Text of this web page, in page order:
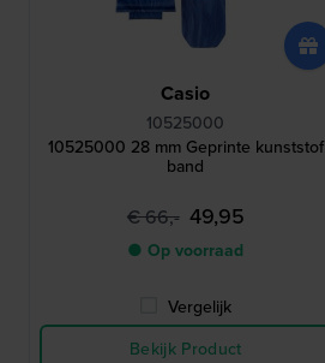
Casio
10525000
10525000 28 mm Geprinte kunststof
band
€ 66,- 49,95
● Op voorraad
Vergelijk
Bekijk Product